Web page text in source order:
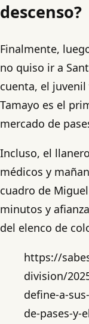
descenso?
Finalmente,
no quiso ir a
cuenta, el
Tamayo es el
mercado de
Incluso, el
médicos y
cuadro de
minutos y
del elenco de
https://
division/
define-a-
de-pases-y-